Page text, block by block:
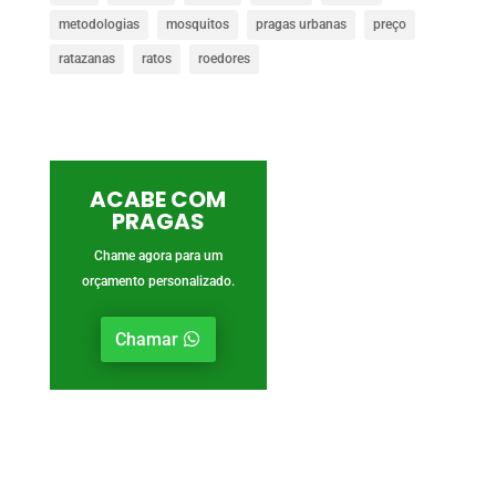
metodologias mosquitos pragas urbanas preço
ratazanas ratos roedores
ACABE COM
PRAGAS
Chame agora para um
orçamento personalizado.
Chamar